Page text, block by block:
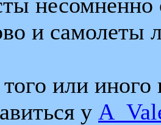
и самолеты
или иного
у